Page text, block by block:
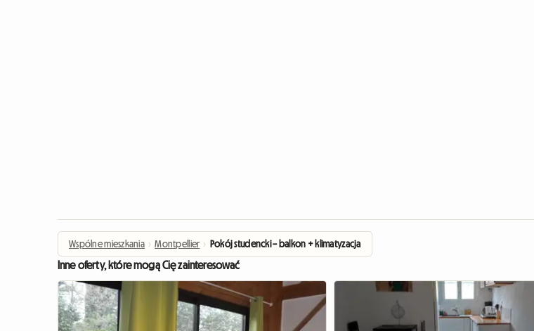
Wspólne mieszkania › Montpellier › Pokój studencki – balkon + klimatyzacja
Inne oferty, które mogą Cię zainteresować